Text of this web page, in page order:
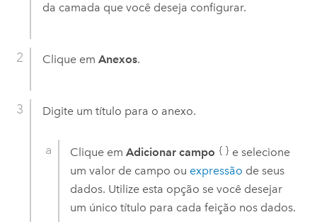
da camada que você deseja configurar.
Clique em Anexos.
Digite um título para o anexo.
Clique emAdicionar campo
e selecione
um valor de campo ou expressão de seus
dados. Utilize esta opção se você desejar
um único título para cada feição nos dados.